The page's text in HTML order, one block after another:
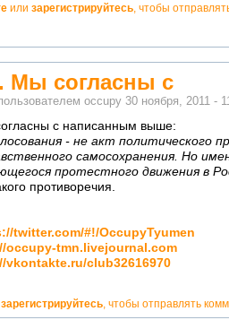
или зарегистрируйтесь , чтобы
Мы согласны с
occupy 30 ноября, 2011 -
с написанным выше:
- не акт политического
самосохранения. Но
протестного движения в
противоречия.
twitter.com/#!/OccupyTyumen
occupy-tmn.livejournal.com
vkontakte.ru/club32616970
зарегистрируйтесь , чтобы отправлять